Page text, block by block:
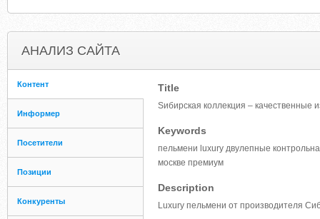
АНАЛИЗ САЙТА
Контент
Информер
Посетители
Позиции
Конкуренты
Title
Sибирская коллекция – качественные
Keywords
пельмени luxury двулепные
москве премиум
Description
Luxury пельмени от производителя